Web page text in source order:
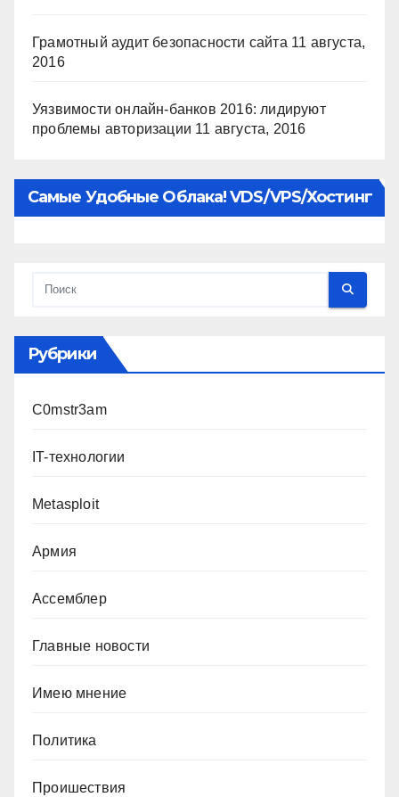
Грамотный аудит безопасности сайта 11 августа,
2016
Уязвимости онлайн-банков 2016: лидируют
проблемы авторизации 11 августа, 2016
Самые Удобные Облака! VDS/VPS/хостинг
Рубрики
C0mstr3am
IT-технологии
Metasploit
Армия
Ассемблер
Главные новости
Имею мнение
Политика
Проишествия